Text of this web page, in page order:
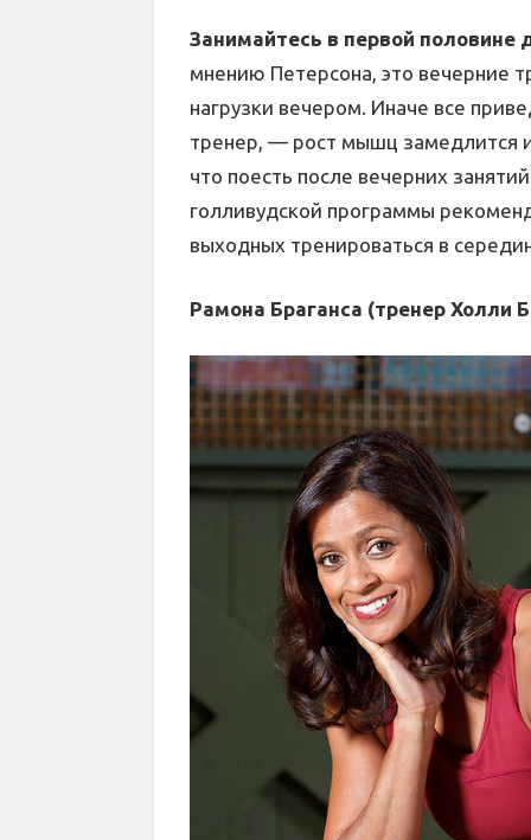
Занимайтесь в первой половине
мнению Петерсона, это вечерние
нагрузки вечером. Иначе все
тренер, — рост мышц замедлится
что поесть после вечерних
голливудской программы
выходных тренироваться в
Рамона Браганса (тренер Холли